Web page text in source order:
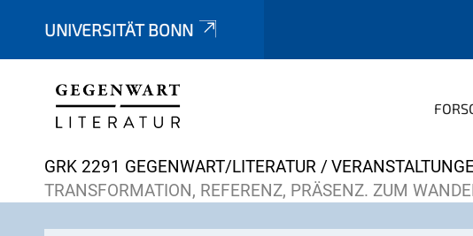
UNIVERSITÄT BONN
Y
o
GRK 2291 GEGENWART/LITERATUR
TRANSFORMATION, REFERENZ, PRÄSENZ. ZUM